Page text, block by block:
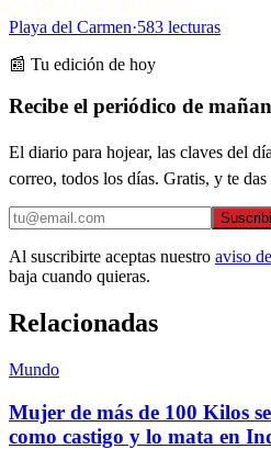
Playa del Carmen·583 lecturas
📰 Tu edición de hoy
Recibe el periódico de
El diario para hojear, las claves del
correo, todos los días. Gratis, y te
Al suscribirte aceptas nuestro aviso
baja cuando quieras.
Relacionadas
Mundo
Mujer de más de 100 Kilos
como castigo y lo mata en